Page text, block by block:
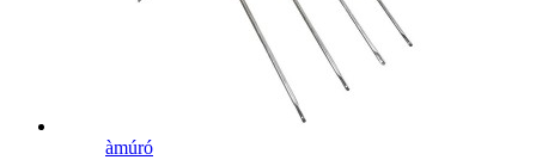
àmúró